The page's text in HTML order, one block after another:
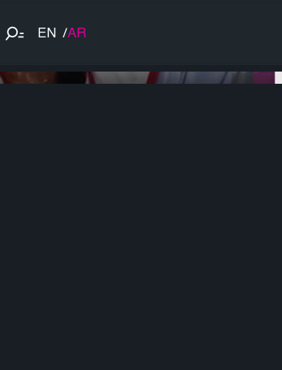
AR
/
EN